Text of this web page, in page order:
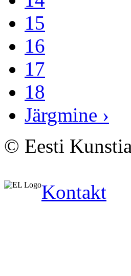
15
16
17
18
Järgmine ›
© Eesti
Kontakt